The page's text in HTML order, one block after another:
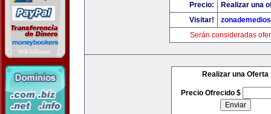
Precio:
Realizar una
Visitar!
Serán consideradas
Realizar una Oferta
Precio Ofrecido $